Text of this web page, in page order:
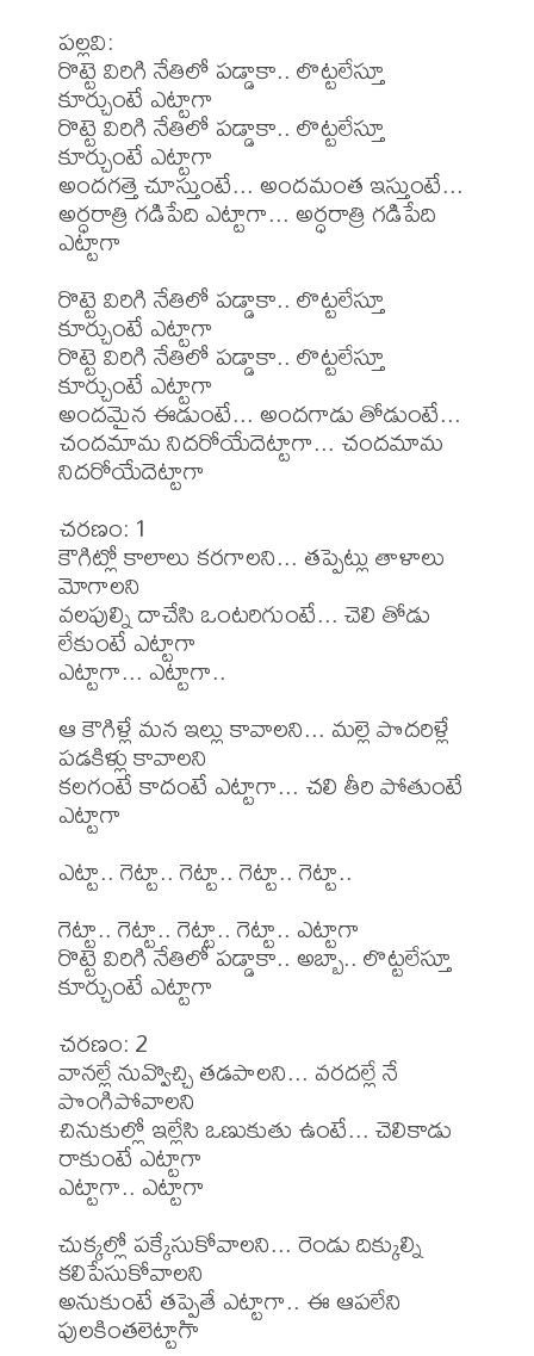
పల్లవి:
రొట్టె విరిగి నేతిలో పడ్డాకా.. లొట్టలేస్తూ
కూర్చుంటే ఎట్టాగా
రొట్టె విరిగి నేతిలో పడ్డాకా.. లొట్టలేస్తూ
కూర్చుంటే ఎట్టాగా
అందగత్తె చూస్తుంటే... అందమంత ఇస్తుంటే...
అర్ధరాత్రి గడిపేది ఎట్టాగా... అర్ధరాత్రి గడిపేది
ఎట్టాగా
రొట్టె విరిగి నేతిలో పడ్డాకా.. లొట్టలేస్తూ
కూర్చుంటే ఎట్టాగా
రొట్టె విరిగి నేతిలో పడ్డాకా.. లొట్టలేస్తూ
కూర్చుంటే ఎట్టాగా
అందమైన ఈడుంటే... అందగాడు తోడుంటే...
చందమామ నిదరోయేదెట్టాగా... చందమామ
నిదరోయేదెట్టాగా
చరణం: 1
కౌగిట్లో కాలాలు కరగాలని... తప్పెట్లు తాళాలు
మోగాలని
వలపుల్ని దాచేసి ఒంటరిగుంటే... చెలి తోడు
లేకుంటే ఎట్టాగా
ఎట్టాగా... ఎట్టాగా..
ఆ కౌగిళ్లే మన ఇల్లు కావాలని... మల్లె పొదరిళ్లే
పడకిళ్లు కావాలని
కలగంటే కాదంటే ఎట్టాగా... చలి తీరి పోతుంటే
ఎట్టాగా
ఎట్టా.. గెట్టా.. గెట్టా.. గెట్టా.. గెట్టా..
గెట్టా.. గెట్టా.. గెట్టా.. గెట్టా.. ఎట్టాగా
రొట్టె విరిగి నేతిలో పడ్డాకా.. అబ్బా.. లొట్టలేస్తూ
కూర్చుంటే ఎట్టాగా
చరణం: 2
వానల్లే నువ్వొచ్చి తడపాలని... వరదల్లే నే
పొంగిపోవాలని
చినుకుల్లో ఇల్లేసి ఒణుకుతు ఉంటే... చెలికాడు
రాకుంటే ఎట్టాగా
ఎట్టాగా.. ఎట్టాగా
చుక్కల్లో పక్కేసుకోవాలని... రెండు దిక్కుల్ని
కలిపేసుకోవాలని
అనుకుంటే తప్పైతే ఎట్టాగా.. ఈ ఆపలేని
పులకింతలెట్టాగా